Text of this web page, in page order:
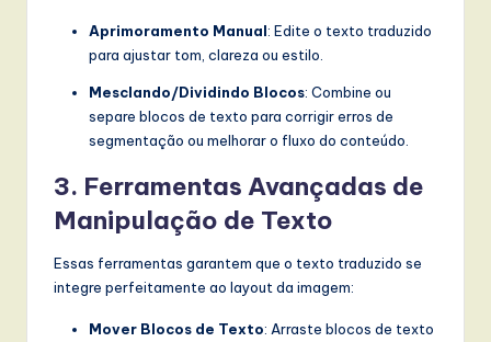
Aprimoramento Manual: Edite o texto traduzido
para ajustar tom, clareza ou estilo.
Mesclando/Dividindo Blocos: Combine ou
separe blocos de texto para corrigir erros de
segmentação ou melhorar o fluxo do conteúdo.
3. Ferramentas Avançadas de
Manipulação de Texto
Essas ferramentas garantem que o texto traduzido se
integre perfeitamente ao layout da imagem:
Mover Blocos de Texto: Arraste blocos de texto